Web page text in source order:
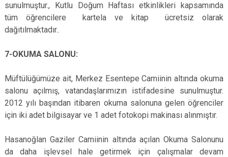
sunulmuştur., Kutlu Doğum Haftası etkinlikleri kapsamında
tüm öğrencilere kartela ve kitap ücretsiz olarak
dağıtılmaktadır..
7-OKUMA SALONU:
Müftülüğümüze ait, Merkez Esentepe Camiinin altında okuma
salonu açılmış, vatandaşlarımızın istifadesine sunulmuştur.
2012 yılı başından itibaren okuma salonuna gelen öğrenciler
için iki adet bilgisayar ve 1 adet fotokopi makinası alınmıştır.
Hasanoğlan Gaziler Camiinin altında açılan Okuma Salonunu
da daha işlevsel hale getirmek için çalışmalar devam